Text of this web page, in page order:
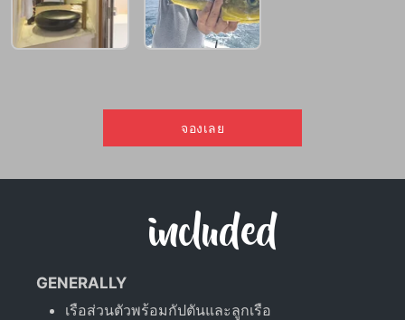
จองเลย
included
GENERALLY
เรือส่วนตัวพร้อมกัปตันและลูกเรือ